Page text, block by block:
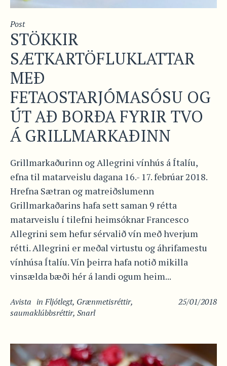
Post
STÖKKIR
SÆTKARTÖFLUKLATTAR
MEÐ
FETAOSTARJÓMASÓSU OG
ÚT AÐ BORÐA FYRIR TVO
Á GRILLMARKAÐINN
Grillmarkaðurinn og Allegrini vínhús á Ítalíu,
efna til matarveislu dagana 16.- 17. febrúar 2018.
Hrefna Sætran og matreiðslumenn
Grillmarkaðarins hafa sett saman 9 rétta
matarveislu í tilefni heimsóknar Francesco
Allegrini sem hefur sérvalið vín með hverjum
rétti. Allegrini er meðal virtustu og áhrifamestu
vínhúsa Ítalíu. Vín þeirra hafa notið mikilla
vinsælda bæði hér á landi ogum heim...
25/01/2018
Avista inFljótlegt, Grænmetisréttir,
saumaklúbbsréttir, Snarl